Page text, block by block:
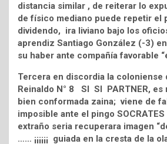
distancia similar , de reiterar lo
de físico mediano puede repetir el
dividendo, ira liviano bajo los
aprendiz Santiago González (-3)
su haber ante compañía favorable
Tercera en discordia la coloniense
Reinaldo N° 8 SI SI PARTNER, es
bien conformada zaina; viene de
imposible ante el pingo
extraño seria recuperara imagen
…… ¡¡¡¡¡¡ guiada en la cresta de la